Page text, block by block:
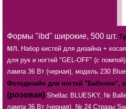
Формы "ibd" широкие, 500 шт.
мл. Набор кистей для дизайна +
для рук и ногтей "GEL-OFF" (с
лампа 36 Вт (черная), модель 230
Фотодизайн для ногтей "Бабочки",
(розовая) Shellac BLUESKY, №
лампа 36 Вт (черная), № 24 Стразы